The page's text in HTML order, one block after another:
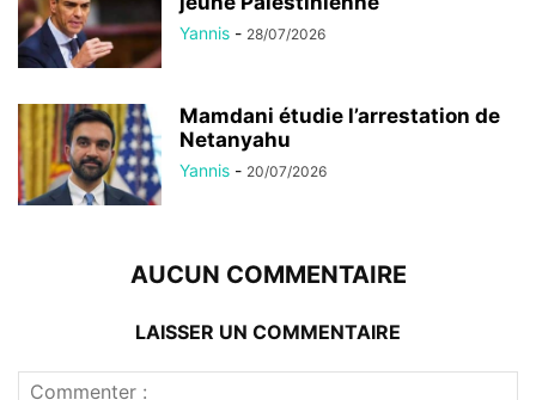
Yannis - 28/07/2026
Mamdani étudie l’arrestation de
Netanyahu
Yannis - 20/07/2026
AUCUN COMMENTAIRE
LAISSER UN COMMENTAIRE